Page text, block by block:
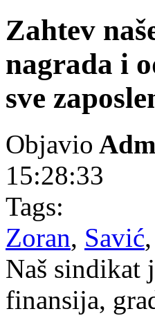
Zahtev
nagrada i
sve
Objavio
15:28:33
Tags:
Zoran, Savić,
Naš sindikat
finansija,